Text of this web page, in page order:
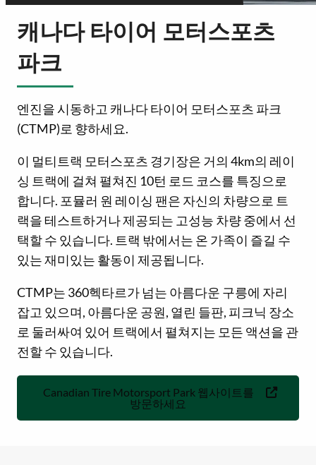
캐나다 타이어 모터스포츠
파크
엔진을 시동하고 캐나다 타이어 모터스포츠 파크
(CTMP)로 향하세요.
이 멀티트랙 모터스포츠 경기장은 거의 4km의 레이
싱 트랙에 걸쳐 펼쳐진 10턴 로드 코스를 특징으로
합니다. 포뮬러 원 레이싱 팬은 자신의 차량으로 트
랙을 테스트하거나 제공되는 고성능 차량 중에서 선
택할 수 있습니다. 트랙 밖에서는 온 가족이 즐길 수
있는 재미있는 활동이 제공됩니다.
CTMP는 360헥타르가 넘는 아름다운 구릉에 자리
잡고 있으며, 아름다운 공원, 열린 들판, 피크닉 장소
로 둘러싸여 있어 트랙에서 펼쳐지는 모든 액션을 관
전할 수 있습니다.
Canadian Tire Motorsport Park 웹사이트를
방문하세요